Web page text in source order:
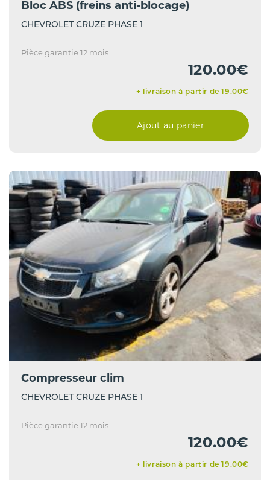
Bloc ABS (freins anti-blocage)
CHEVROLET CRUZE PHASE 1
Pièce garantie 12 mois
120.00€
+ livraison à partir de 19.00€
Ajout au panier
Compresseur clim
CHEVROLET CRUZE PHASE 1
Pièce garantie 12 mois
120.00€
+ livraison à partir de 19.00€